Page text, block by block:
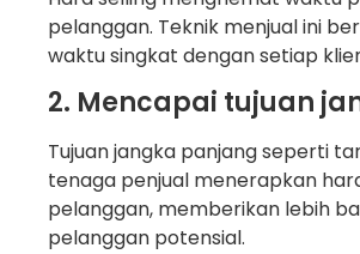
pelanggan. Teknik menjual ini
waktu singkat dengan setiap
2. Mencapai tujuan
Tujuan jangka panjang seperti
tenaga penjual menerapkan
pelanggan, memberikan lebih
pelanggan potensial.